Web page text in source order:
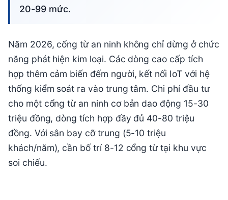
20-99 mức.
Năm 2026, cổng từ an ninh không chỉ dừng ở chức
năng phát hiện kim loại. Các dòng cao cấp tích
hợp thêm cảm biến đếm người, kết nối IoT với hệ
thống kiểm soát ra vào trung tâm. Chi phí đầu tư
cho một cổng từ an ninh cơ bản dao động 15-30
triệu đồng, dòng tích hợp đầy đủ 40-80 triệu
đồng. Với sân bay cỡ trung (5-10 triệu
khách/năm), cần bố trí 8-12 cổng từ tại khu vực
soi chiếu.